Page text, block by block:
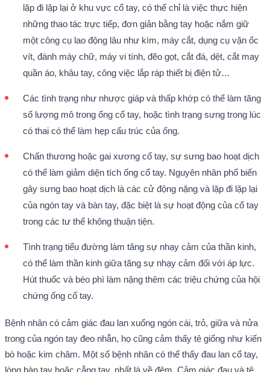
lặp đi lặp lại ở khu vực cổ tay, có thể chỉ là việc thực hiện
những thao tác trực tiếp, đơn giản bằng tay hoặc nắm giữ
một công cụ lao động lâu như kìm, máy cắt, dụng cụ vặn ốc
vít, đánh máy chữ, máy vi tính, đẽo gọt, cắt đá, dệt, cắt may
quần áo, khâu tay, công việc lắp ráp thiết bị điện tử…
Các tình trạng như nhược giáp và thấp khớp có thể làm tăng
số lượng mô trong ống cổ tay, hoặc tình trạng sưng trong lúc
có thai có thể làm hẹp cấu trúc của ống.
Chấn thương hoặc gai xương cổ tay, sự sưng bao hoạt dịch
có thể làm giảm diện tích ống cổ tay. Nguyên nhân phổ biến
gây sưng bao hoạt dịch là các cử động nặng và lặp đi lặp lại
của ngón tay và bàn tay, đặc biệt là sự hoạt động của cổ tay
trong các tư thế không thuận tiện.
Tình trạng tiểu đường làm tăng sự nhạy cảm của thần kinh,
có thể làm thần kinh giữa tăng sự nhạy cảm đối với áp lực.
Hút thuốc và béo phì làm nặng thêm các triệu chứng của hội
chứng ống cổ tay.
Bệnh nhân có cảm giác đau lan xuống ngón cái, trỏ, giữa và nửa
trong của ngón tay đeo nhẫn, họ cũng cảm thấy tê giống như kiến
bò hoặc kim châm. Một số bệnh nhân có thể thấy đau lan cổ tay,
lòng bàn tay hoặc cẳng tay, nhất là về đêm. Cảm giác đau và tê